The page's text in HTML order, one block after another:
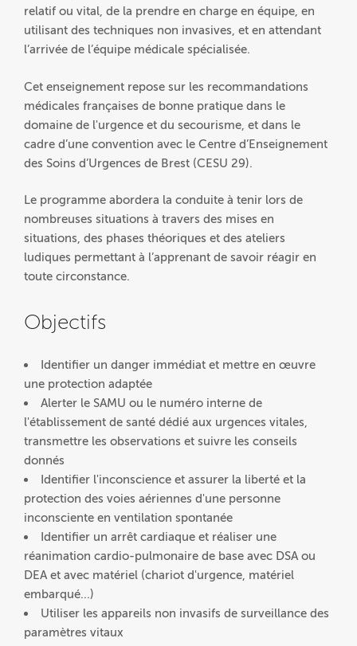
relatif ou vital, de la prendre en charge en équipe, en
utilisant des techniques non invasives, et en attendant
l’arrivée de l’équipe médicale spécialisée.
Cet enseignement repose sur les recommandations
médicales françaises de bonne pratique dans le
domaine de l'urgence et du secourisme, et dans le
cadre d’une convention avec le Centre d’Enseignement
des Soins d’Urgences de Brest (CESU 29).
Le programme abordera la conduite à tenir lors de
nombreuses situations à travers des mises en
situations, des phases théoriques et des ateliers
ludiques permettant à l’apprenant de savoir réagir en
toute circonstance.
Objectifs
Identifier un danger immédiat et mettre en œuvre
une protection adaptée
Alerter le SAMU ou le numéro interne de
l'établissement de santé dédié aux urgences vitales,
transmettre les observations et suivre les conseils
donnés
Identifier l'inconscience et assurer la liberté et la
protection des voies aériennes d'une personne
inconsciente en ventilation spontanée
Identifier un arrêt cardiaque et réaliser une
réanimation cardio-pulmonaire de base avec DSA ou
DEA et avec matériel (chariot d'urgence, matériel
embarqué...)
Utiliser les appareils non invasifs de surveillance des
paramètres vitaux